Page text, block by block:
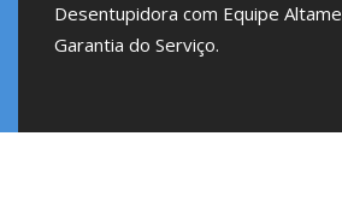
Desentupidora com Equipe
Garantia do Serviço.